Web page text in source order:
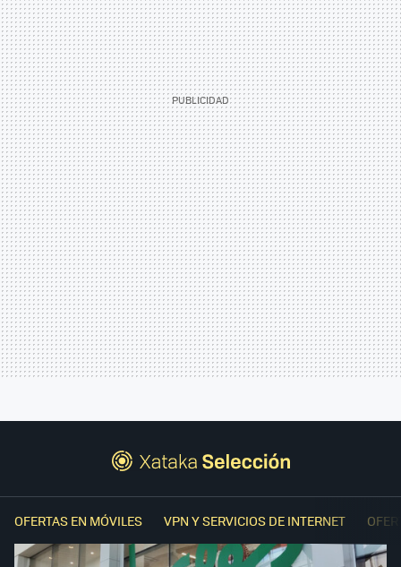
OFERTAS EN MÓVILES VPN Y SERVICIOS DE INTERNET